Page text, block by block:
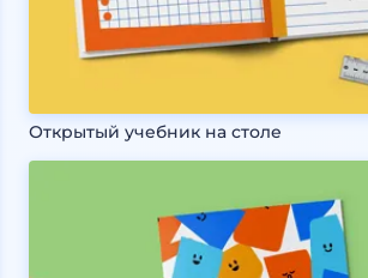
Открытый учебник на столе